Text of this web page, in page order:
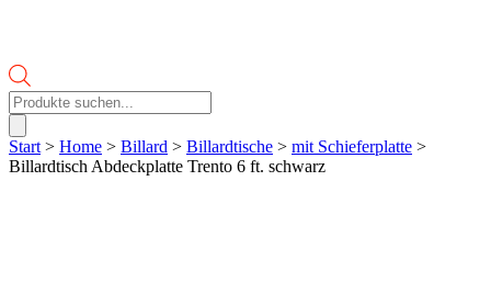
Products
search
Start > Home > Billard > Billardtische > mit Schieferplatte >
Billardtisch Abdeckplatte Trento 6 ft. schwarz